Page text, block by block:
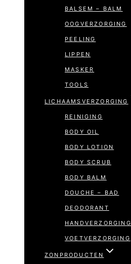
BALSEM – BALM
OOGVERZORGING
PEELING
LIPPEN
MASKER
TOOLS
LICHAAMSVERZORGING
REINIGING
BODY OIL
BODY LOTION
BODY SCRUB
BODY BALM
DOUCHE – BAD
DEODORANT
HANDVERZORGING
VOETVERZORGING
ZONPRODUCTEN